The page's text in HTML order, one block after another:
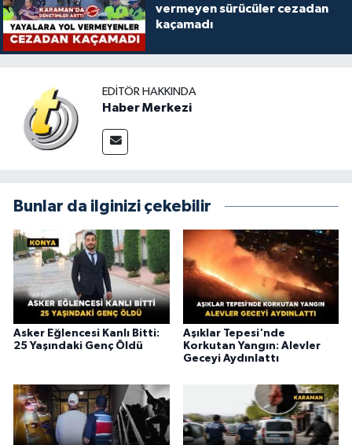
vermeyen sürücüler cezadan
kaçamadı
EDITÖR HAKKINDA
Haber Merkezi
Bunlar da ilginizi çekebilir
Asker Eğlencesi Kanlı Bitti:
25 Yaşındaki Genç Öldü
Aşıklar Tepesi'nde
Korkutan Yangın: Alevler
Geceyi Aydınlattı